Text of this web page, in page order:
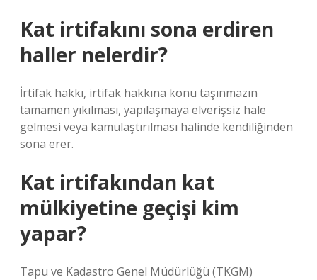
Kat irtifakını sona erdiren
haller nelerdir?
İrtifak hakkı, irtifak hakkına konu taşınmazın
tamamen yıkılması, yapılaşmaya elverişsiz hale
gelmesi veya kamulaştırılması halinde kendiliğinden
sona erer.
Kat irtifakından kat
mülkiyetine geçişi kim
yapar?
Tapu ve Kadastro Genel Müdürlüğü (TKGM)